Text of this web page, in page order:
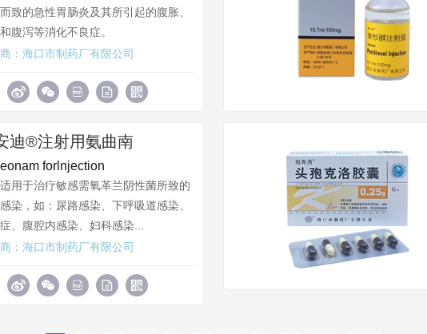
致的急性胃肠炎及其所引起的腹胀、
腹泻等消化不良症。
：海口市制药厂有限公司
迪®注射用氨曲南
forlnjection
用于治疗敏感需氧革兰阴性菌所致的
染，如：尿路感染、下呼吸道感染、
、腹腔内感染、妇科感染...
：海口市制药厂有限公司